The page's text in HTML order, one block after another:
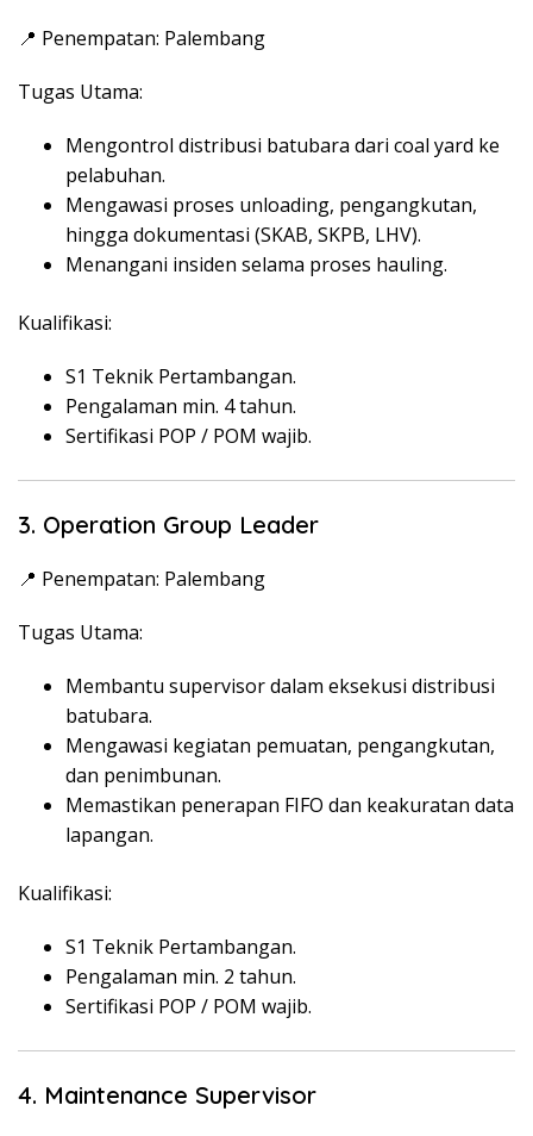
📍 Penempatan: Palembang
Tugas Utama:
Mengontrol distribusi batubara dari coal yard ke
pelabuhan.
Mengawasi proses unloading, pengangkutan,
hingga dokumentasi (SKAB, SKPB, LHV).
Menangani insiden selama proses hauling.
Kualifikasi:
S1 Teknik Pertambangan.
Pengalaman min. 4 tahun.
Sertifikasi POP / POM wajib.
3. Operation Group Leader
📍 Penempatan: Palembang
Tugas Utama:
Membantu supervisor dalam eksekusi distribusi
batubara.
Mengawasi kegiatan pemuatan, pengangkutan,
dan penimbunan.
Memastikan penerapan FIFO dan keakuratan data
lapangan.
Kualifikasi:
S1 Teknik Pertambangan.
Pengalaman min. 2 tahun.
Sertifikasi POP / POM wajib.
4. Maintenance Supervisor